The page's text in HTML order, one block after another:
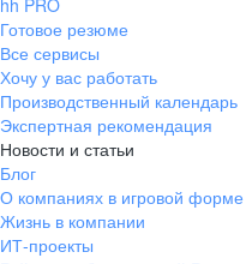
hh PRO
Готовое резюме
Все сервисы
Хочу у вас работать
Производственный календарь
Экспертная рекомендация
Новости и статьи
Блог
О компаниях в игровой форме
Жизнь в компании
ИТ-проекты